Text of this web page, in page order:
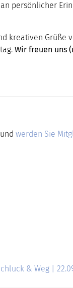
persönlicher
kreativen Grüße
Wir freuen uns
werden Sie
& Weg |